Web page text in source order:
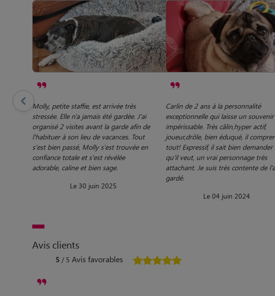
Molly, petite staffie, est arrivée très
stressée. Elle n'a jamais été gardée. J'ai
organisé 2 visites avant la garde afin de
l'habituer à son lieu de vacances. Tout
s'est bien passé, Molly s'est trouvée en
confiance totale et s'est révélée
adorable, caline et bien sage.
Le 30 juin 2025
Carlin de 2 ans à la personnalité
exceptionnelle qui laisse un souvenir
impérissable. Très câlin,hyper actif,
joueur,drôle, bien éduqué, il
tout! Expressif, il sait bien demander
qu'il veut, un vrai personnage très
attachant. Je suis très contente de
gardé.
Le 04 juin 2024
Avis clients
5 / 5 Avis favorables